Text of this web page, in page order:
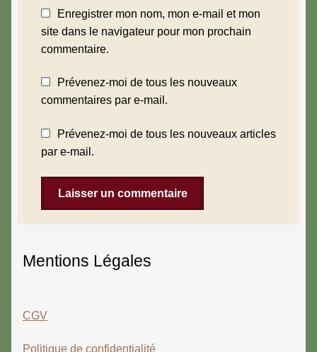
Enregistrer mon nom, mon e-mail et mon
site dans le navigateur pour mon prochain
commentaire.
Prévenez-moi de tous les nouveaux
commentaires par e-mail.
Prévenez-moi de tous les nouveaux articles
par e-mail.
Mentions Légales
CGV
Politique de confidentialité